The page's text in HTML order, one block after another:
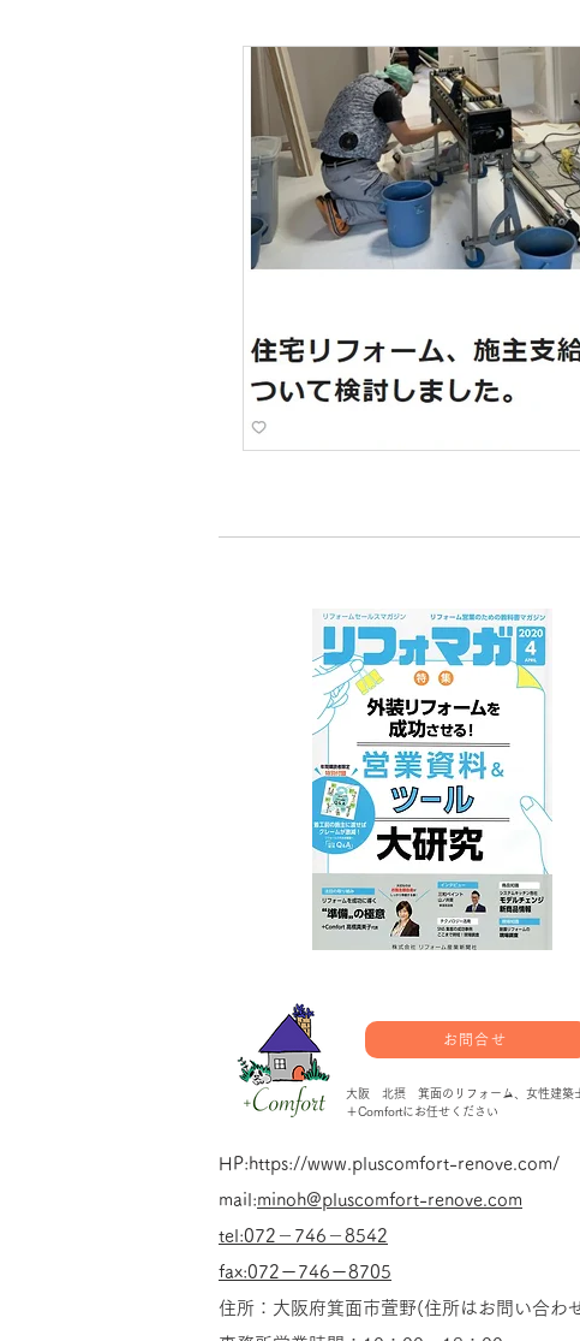
お問合せ
大阪 北摂 箕面のリフォーム、女性建築
＋Comfortにお任せください
HP:https://www.pluscomfort-renove.com/
mail:minoh@pluscomfort-renove.com
tel:072－746－8542
fax:072ー746ー8705
住所：大阪府箕面市萱野(住所はお問い合わ